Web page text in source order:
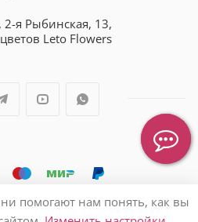
2-я Рыбинская, 13,
Leto Flowers
цветов Leto Flowers
помогают нам понять, как вы